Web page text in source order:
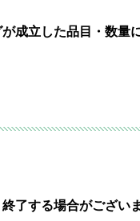
成立した品目・数量
了する場合がございま